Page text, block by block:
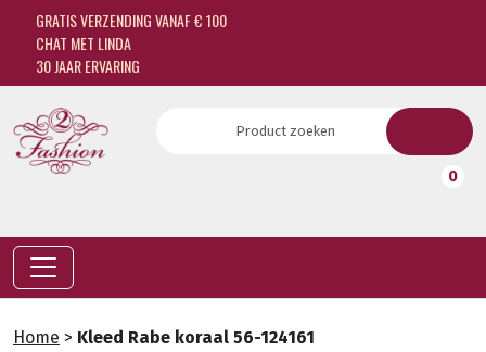
GRATIS VERZENDING VANAF € 100
CHAT MET LINDA
30 JAAR ERVARING
0
Home > Kleed Rabe koraal 56-124161